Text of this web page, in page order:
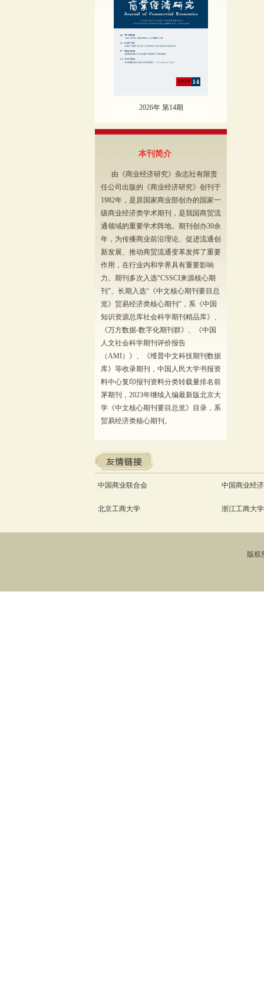
2026年 第14期
本刊简介
由《商业经济研究》杂志社有限责
任公司出版的《商业经济研究》创刊于
1982年，是原国家商业部创办的国家一
级商业经济类学术期刊，是我国商贸流
通领域的重要学术阵地。期刊创办30余
年，为传播商业前沿理论、促进流通创
新发展、推动商贸流通变革发挥了重要
作用，在行业内和学界具有重要影响
力。期刊多次入选“CSSCI来源核心期
刊”、长期入选“《中文核心期刊要目总
览》贸易经济类核心期刊”，系《中国
知识资源总库社会科学期刊精品库》、
《万方数据-数字化期刊群》、《中国
人文社会科学期刊评价报告
（AMI）》、《维普中文科技期刊数据
库》等收录期刊，中国人民大学书报资
料中心复印报刊资料分类转载量排名前
茅期刊，2023年继续入编最新版北京大
学《中文核心期刊要目总览》目录，系
贸易经济类核心期刊。
中国商业联合会 中国商业经
北京工商大学 浙江工商大学
版